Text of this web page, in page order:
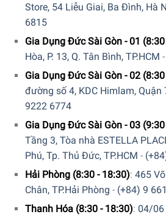
Store, 54 Liễu Giai, Ba Đình, Hà
6815
Gia Dụng Đức Sài Gòn - 01
Hòa, P. 13, Q. Tân Bình, TP.HCM -
Gia Dụng Đức Sài Gòn - 02
đường số 4, KDC Himlam, Quận
9222 6774
Gia Dụng Đức Sài Gòn - 03
Tầng 3, Tòa nhà ESTELLA
Phú, Tp. Thủ Đức, TP.HCM -
Hải Phòng (8:30 - 18:30): 465
Chân, TP.Hải Phòng - (+84) 9
Thanh Hóa (8:30 - 18:30): 04/06